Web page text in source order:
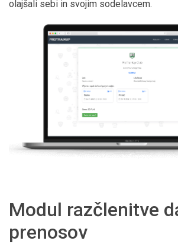
olajšali sebi in svojim sodelavcem.
Modul razčlenitve
prenosov